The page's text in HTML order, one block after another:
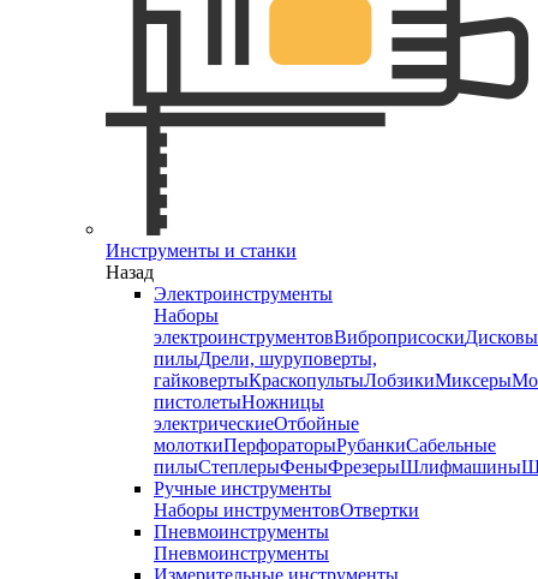
Инструменты и станки
Назад
Электроинструменты
Наборы
электроинструментовВиброприсоски
пилыДрели, шуруповерты,
гайковертыКраскопультыЛобзикиМиксеры
пистолетыНожницы
электрическиеОтбойные
молоткиПерфораторыРубанкиСабельные
пилыСтеплерыФеныФрезерыШлифмашины
Ручные инструменты
Наборы инструментовОтвертки
Пневмоинструменты
Пневмоинструменты
Измерительные инструменты